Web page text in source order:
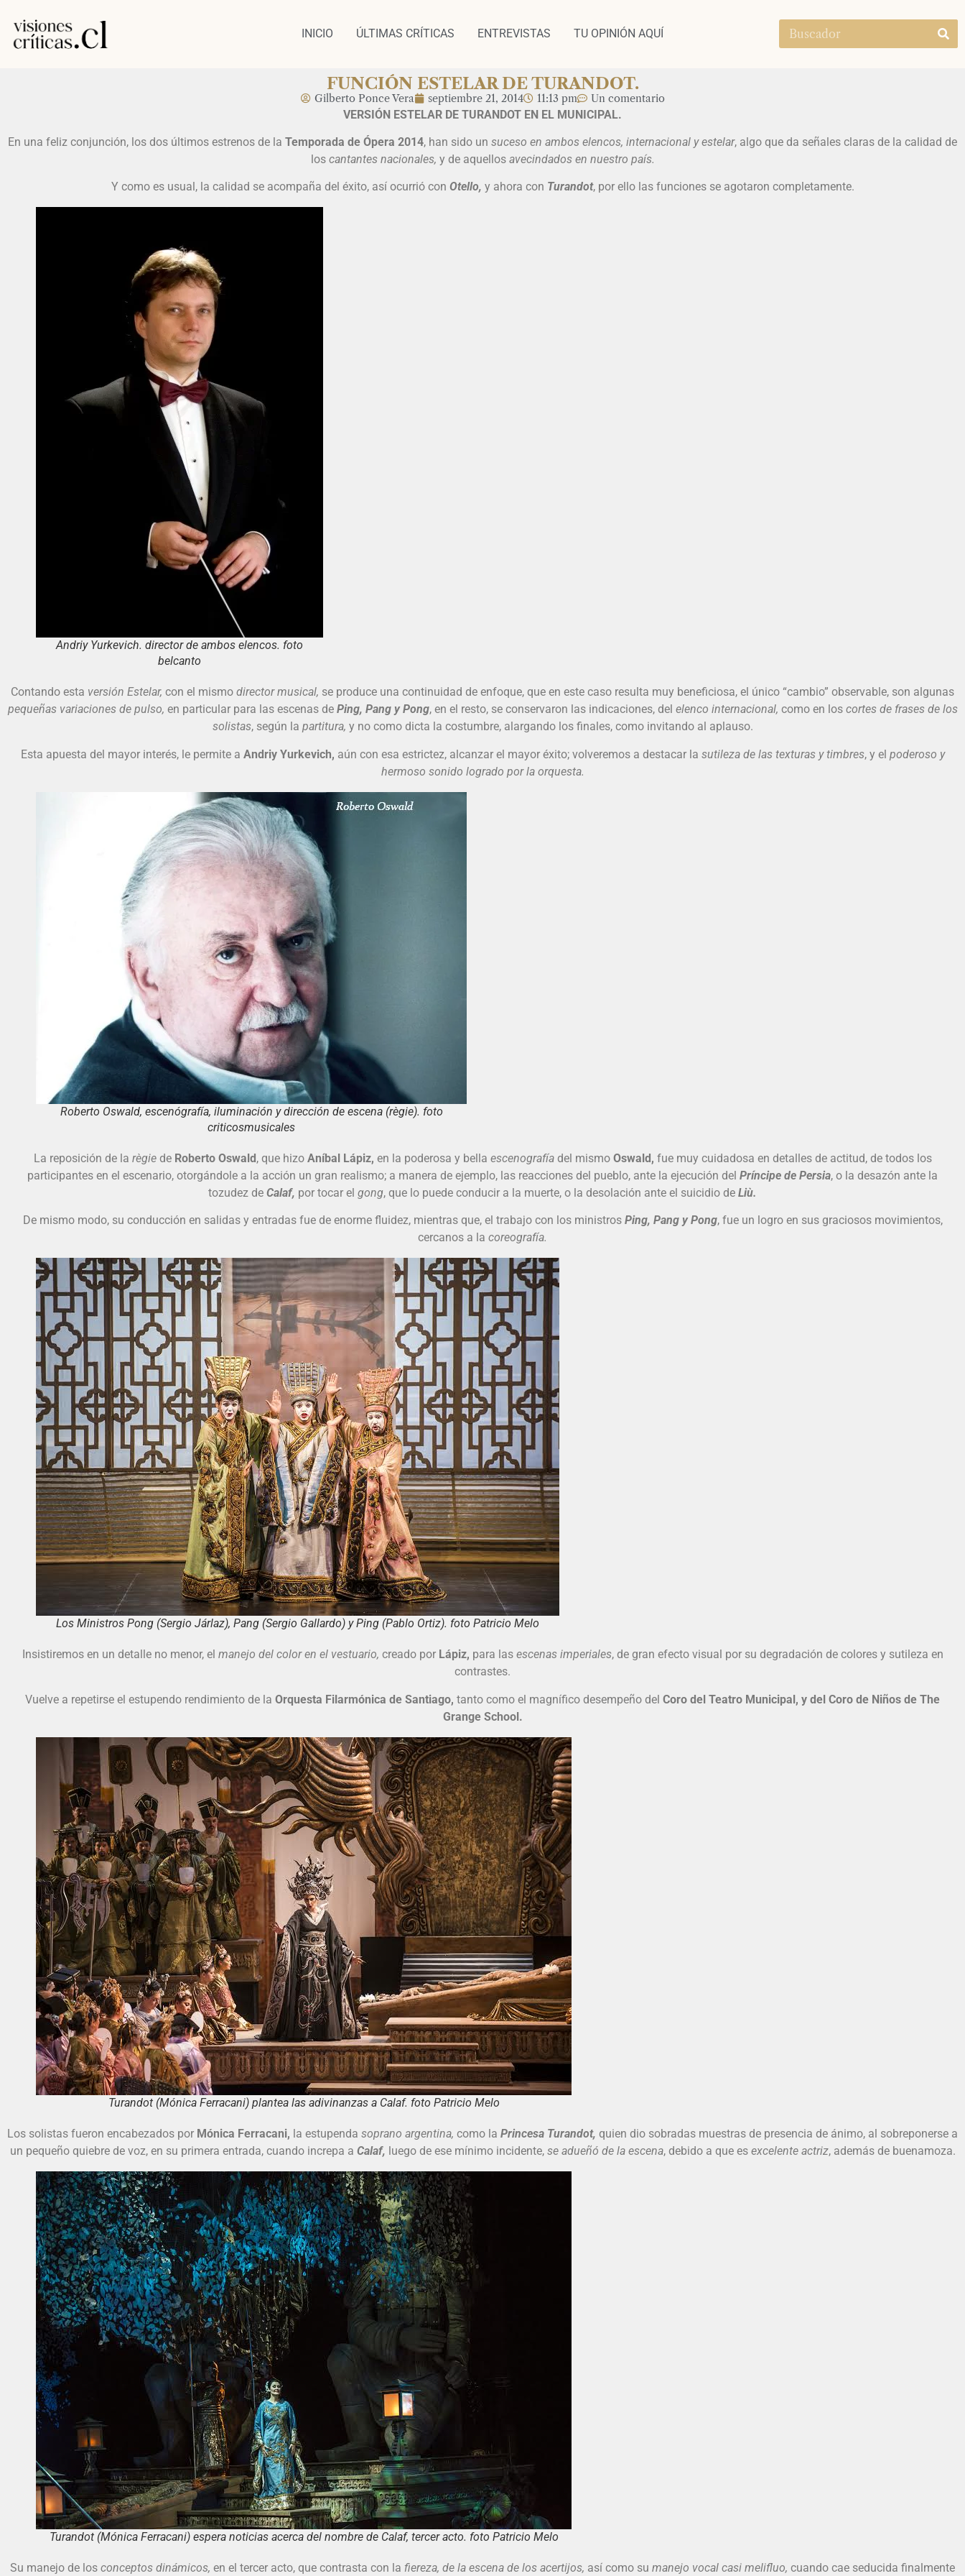
INICIO ÚLTIMAS CRÍTICAS ENTREVISTAS TU OPINIÓN AQUÍ
FUNCIÓN ESTELAR DE TURANDOT.
Gilberto Ponce Vera septiembre 21, 2014 11:13 pm Un comentario
VERSIÓN ESTELAR DE TURANDOT EN EL MUNICIPAL.
En una feliz conjunción, los dos últimos estrenos de la Temporada de Ópera 2014, han sido un suceso en ambos elencos, internacional y estelar, algo que da señales claras de la calidad de
los cantantes nacionales, y de aquellos avecindados en nuestro país.
Y como es usual, la calidad se acompaña del éxito, así ocurrió con Otello, y ahora con Turandot, por ello las funciones se agotaron completamente.
Andriy Yurkevich. director de ambos elencos. foto
belcanto
Contando esta versión Estelar, con el mismo director musical, se produce una continuidad de enfoque, que en este caso resulta muy beneficiosa, el único “cambio” observable, son algunas
pequeñas variaciones de pulso, en particular para las escenas de Ping, Pang y Pong, en el resto, se conservaron las indicaciones, del elenco internacional, como en loscortes de frases de los
solistas, según la partitura, y no como dicta la costumbre, alargando los finales, como invitando al aplauso.
Esta apuesta del mayor interés, le permite a Andriy Yurkevich, aún con esa estrictez, alcanzar el mayor éxito; volveremos a destacar la sutileza de las texturas y timbres, y el poderoso y
hermoso sonido logrado por la orquesta.
Roberto Oswald, escenógrafía, iluminación y dirección de escena (règie). foto
criticosmusicales
La reposición de la règiede Roberto Oswald, que hizoAníbal Lápiz, en la poderosa y bella escenografíadel mismoOswald, fue muy cuidadosa en detalles de actitud, de todos los
participantes en el escenario, otorgándole a la acción un gran realismo; a manera de ejemplo, las reacciones del pueblo, ante la ejecución del Príncipe de Persia, o la desazón ante la
tozudez de Calaf, por tocar el gong, que lo puede conducir a la muerte, o la desolación ante el suicidio de Liù.
De mismo modo, su conducción en salidas y entradas fue de enorme fluidez, mientras que, el trabajo con los ministrosPing, Pang y Pong, fue un logro en sus graciosos movimientos,
cercanos a la coreografía.
Los Ministros Pong (Sergio Járlaz), Pang (Sergio Gallardo) y Ping (Pablo Ortiz). foto Patricio Melo
Insistiremos en un detalle no menor, el manejo del color en el vestuario, creado porLápiz, para las escenas imperiales, de gran efecto visual por su degradación de colores y sutileza en
contrastes.
Vuelve a repetirse el estupendo rendimiento de la Orquesta Filarmónica de Santiago, tanto como el magnífico desempeño del Coro del Teatro Municipal, y del Coro de Niños de The
Grange School.
Turandot (Mónica Ferracani) plantea las adivinanzas a Calaf. foto Patricio Melo
Los solistas fueron encabezados por Mónica Ferracani, la estupenda soprano argentina, como la Princesa Turandot, quien dio sobradas muestras de presencia de ánimo, al sobreponerse a
un pequeño quiebre de voz, en su primera entrada, cuando increpa a Calaf, luego de ese mínimo incidente,se adueñó de la escena, debido a que es excelente actriz, además de buenamoza.
Turandot (Mónica Ferracani) espera noticias acerca del nombre de Calaf, tercer acto. foto Patricio Melo
Su manejo de los conceptos dinámicos, en el tercer acto, que contrasta con la fiereza, de la escena de los acertijos, así como su manejo vocal casi melifluo, cuando cae seducida finalmente